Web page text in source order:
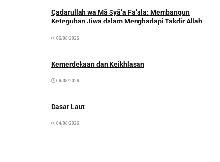
Qadarullah wa Mā Syā’a Fa’ala: Membangun
Keteguhan Jiwa dalam Menghadapi Takdir Allah
06/08/2026
Kemerdekaan dan Keikhlasan
06/08/2026
Dasar Laut
04/08/2026